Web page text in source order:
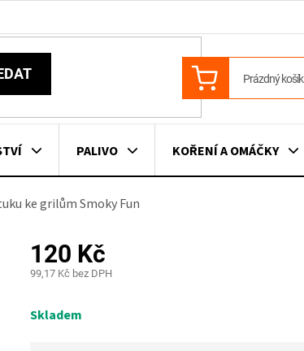
NÁKUPNÍ
KOŠÍK
Prázdný košík
PALIVO KOŘENÍ A OMÁČKY
GRILOVÁNÍ HAVAJSKÉ KOŠILE
ke grilům Smoky Fun
120 Kč
99,17 Kč bez DPH
cena:
Skladem